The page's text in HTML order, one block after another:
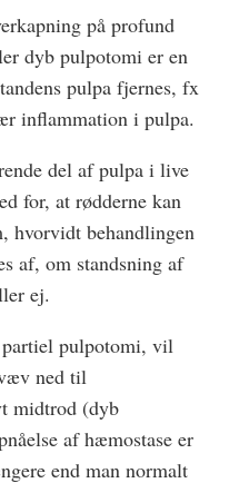
på profund
dyb pulpotomi er en
pulpa fjernes, fx
inflammation i pulpa.
del af pulpa i live
for, at rødderne kan
hvorvidt behandlingen
af, om standsning af
ej.
partiel pulpotomi, vil
ned til
midtrod (dyb
af hæmostase er
end man normalt